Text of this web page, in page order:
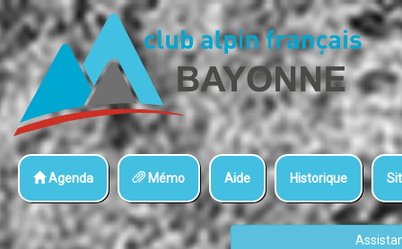
Agenda Mémo Aide Historique